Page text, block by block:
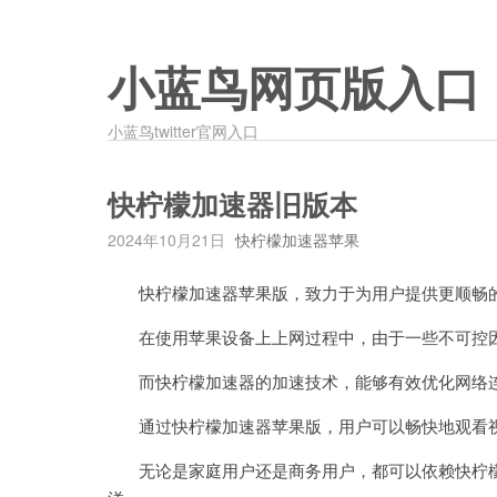
小蓝鸟网页版入口
小蓝鸟twitter官网入口
快柠檬加速器旧版本
2024年10月21日 快柠檬加速器苹果
快柠檬加速器苹果版，致力于为用户提供更顺畅
在使用苹果设备上上网过程中，由于一些不可控
而快柠檬加速器的加速技术，能够有效优化网络
通过快柠檬加速器苹果版，用户可以畅快地观看
无论是家庭用户还是商务用户，都可以依赖快柠